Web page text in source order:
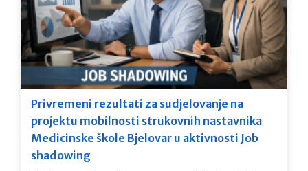
Privremeni rezultati za sudjelovanje na
projektu mobilnosti strukovnih nastavnika
Medicinske škole Bjelovar u aktivnosti Job
shadowing